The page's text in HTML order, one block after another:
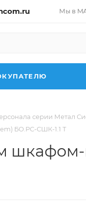
Мы в
серии Метал
БО.РС-СШК-1.1 Т